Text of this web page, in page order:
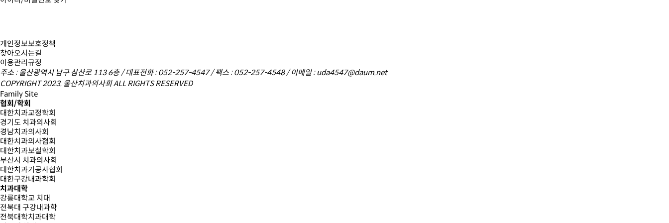
개인정보보호정책
찾아오시는길
이용관리규정
주소 : 울산광역시 남구 삼산로 113 6층 / 대표전화 : 052-257-4547 / 팩스 : 052-257-4548 / 이메일 : uda4547@daum.net
COPYRIGHT 2023. 울산치과의사회 ALL RIGHTS RESERVED
Family Site
협회/학회
대한치과교정학회
경기도 치과의사회
경남치과의사회
대한치과의사협회
대한치과보철학회
부산시 치과의사회
대한치과기공사협회
대한구강내과학회
치과대학
강릉대학교 치대
전북대 구강내과학
전북대학치과대학